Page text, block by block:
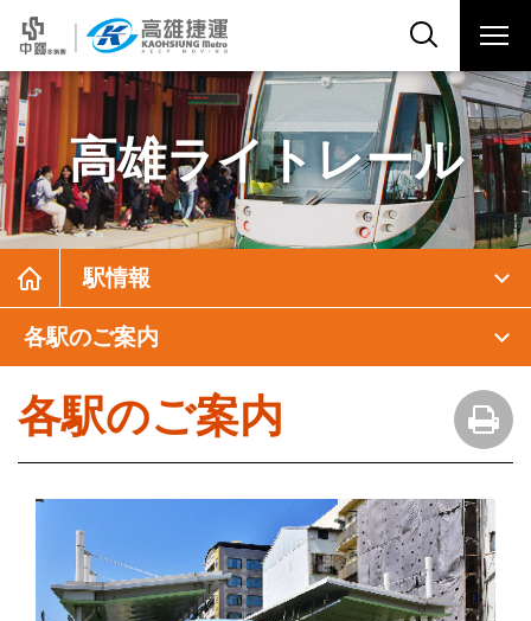
高雄ライトレール
駅情報
各駅のご案内
各駅のご案内